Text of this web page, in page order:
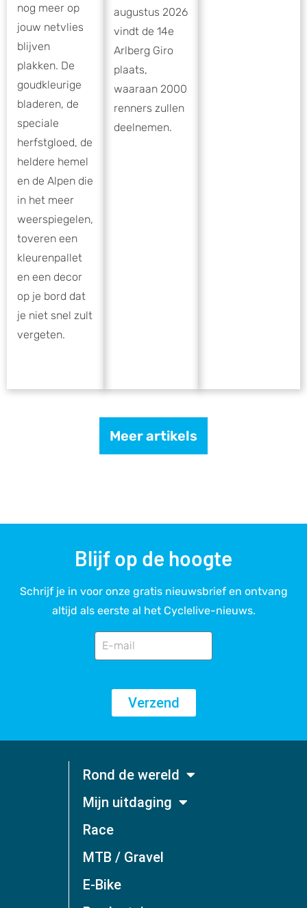
nog meer op
jouw netvlies
blijven
plakken. De
goudkleurige
bladeren, de
speciale
herfstgloed, de
heldere hemel
en de Alpen die
in het meer
weerspiegelen,
toveren een
kleurenpallet
en een decor
op je bord dat
je niet snel zult
vergeten.
augustus 2026
vindt de 14e
Arlberg Giro
plaats,
waaraan 2000
renners zullen
deelnemen.
Meer artikels
Blijf op de hoogte
Schrijf je in voor onze gratis nieuwsbrief en ontvang
altijd als eerste al het Cyclelive-nieuws.
Verzend
Rond de wereld
Mijn uitdaging
Race
MTB / Gravel
E-Bike